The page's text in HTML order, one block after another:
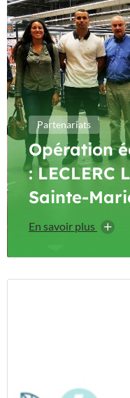
Partenariats
Opération
: LECLERC
Sainte-
En savoir plus